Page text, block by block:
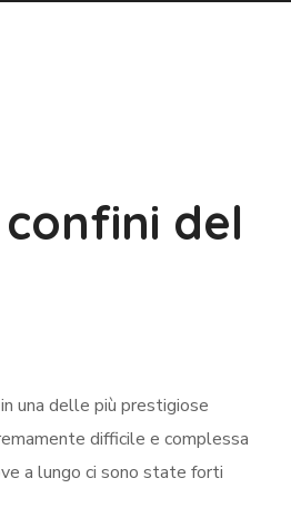
del
una delle più prestigiose
difficile e complessa
a lungo ci sono state forti